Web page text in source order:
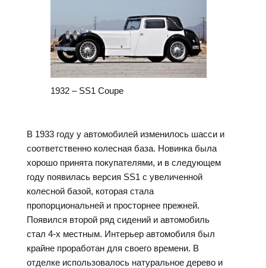
1932 – SS1 Coupe
В 1933 году у автомобилей изменилось шасси и
соответственно колесная база. Новинка была
хорошо принята покупателями, и в следующем
году появилась версия SS1 с увеличенной
колесной базой, которая стала
пропорциональней и просторнее прежней.
Появился второй ряд сидений и автомобиль
стал 4-х местным. Интерьер автомобиля был
крайне проработан для своего времени. В
отделке использовалось натуральное дерево и